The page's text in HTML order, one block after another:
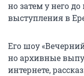
но затем у него
выступления в
Его шоу
но архивные
интернете,